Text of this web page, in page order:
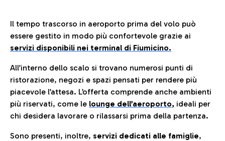
Il tempo trascorso in aeroporto prima del volo può
essere gestito in modo più confortevole grazie ai
servizi disponibili nei terminal di Fiumicino.
All’interno dello scalo si trovano numerosi punti di
ristorazione, negozi e spazi pensati per rendere più
piacevole l’attesa. L’offerta comprende anche ambienti
più riservati, come le lounge dell’aeroporto, ideali per
chi desidera lavorare o rilassarsi prima della partenza.
Sono presenti, inoltre, servizi dedicati alle famiglie,